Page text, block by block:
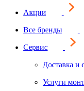
Акции
Все бренды
Сервис
Доставка и
Услуги